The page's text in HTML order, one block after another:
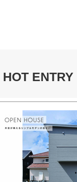
HOT ENTRY